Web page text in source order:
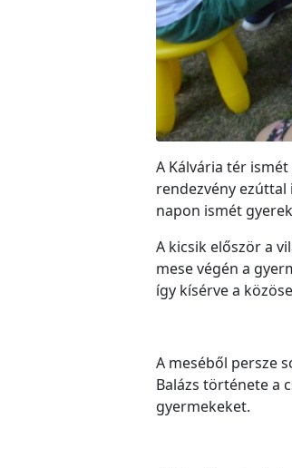
A Kálvária tér
rendezvény ezúttal
napon ismét
A kicsik először a
mese végén a
így kísérve a
A meséből persze
Balázs története a
gyermekeket.